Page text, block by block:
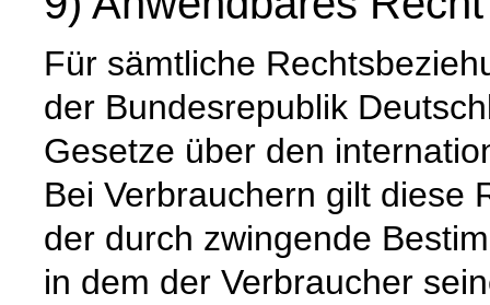
Für sämtliche
der Bundesrepublik
Gesetze über den
Bei Verbrauchern gilt diese
der durch zwingende
in dem der Verbraucher